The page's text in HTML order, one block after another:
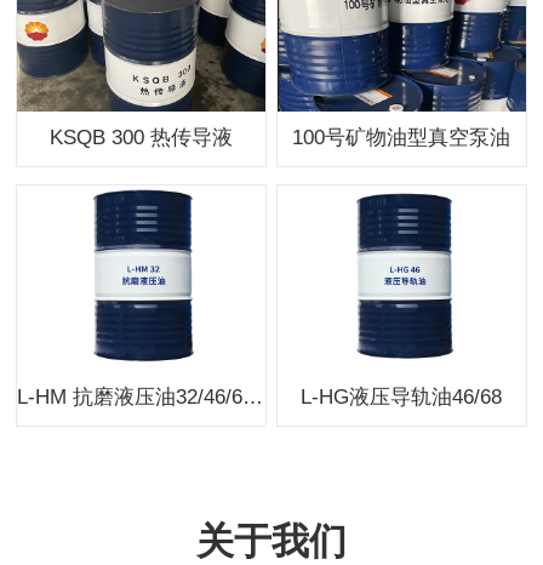
KSQB 300 热传导液 100号矿物油型真空泵油
L-HM 抗磨液压油32/46/68/100 L-HG液压导轨油46/68
关于我们